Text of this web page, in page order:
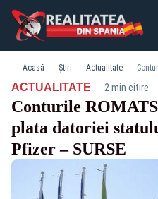
Acasă Știri Actualitate
ACTUALITATE· 2 min citire
Conturile
plata datoriei
Pfizer – SURSE